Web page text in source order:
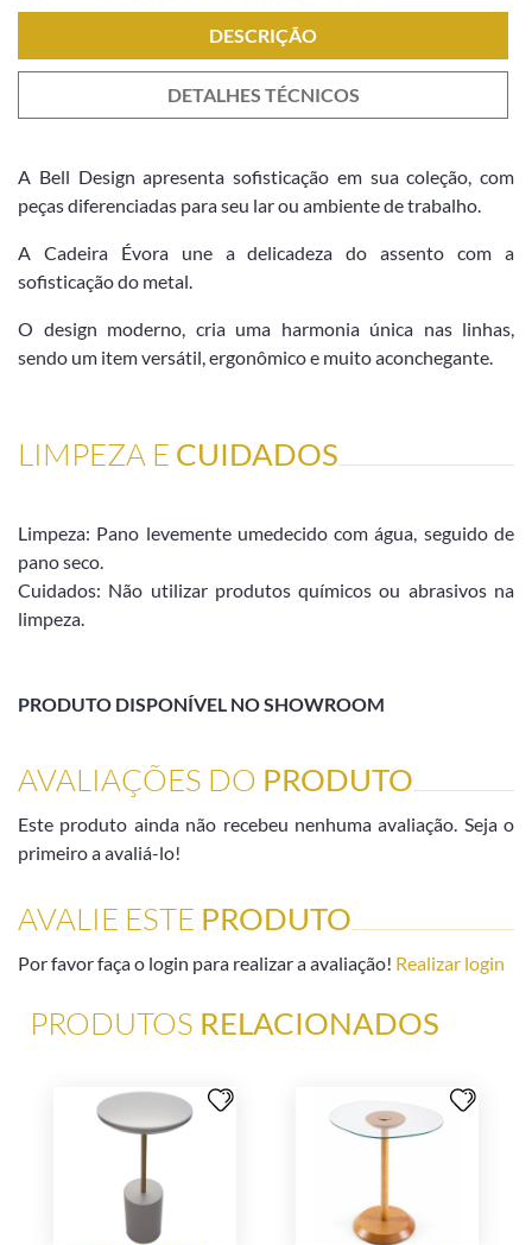
DESCRIÇÃO
DETALHES TÉCNICOS
A Bell Design apresenta sofisticação em sua coleção, com
peças diferenciadas para seu lar ou ambiente de trabalho.
A Cadeira Évora une a delicadeza do assento com a
sofisticação do metal.
O design moderno, cria uma harmonia única nas linhas,
sendo um item versátil, ergonômico e muito aconchegante.
LIMPEZA E CUIDADOS
Limpeza: Pano levemente umedecido com água, seguido de
pano seco.
Cuidados: Não utilizar produtos químicos ou abrasivos na
limpeza.
PRODUTO DISPONÍVEL NO SHOWROOM
AVALIAÇÕES DO PRODUTO
Este produto ainda não recebeu nenhuma avaliação. Seja o
primeiro a avaliá-lo!
AVALIE ESTE PRODUTO
Por favor faça o login para realizar a avaliação! Realizar login
PRODUTOS RELACIONADOS